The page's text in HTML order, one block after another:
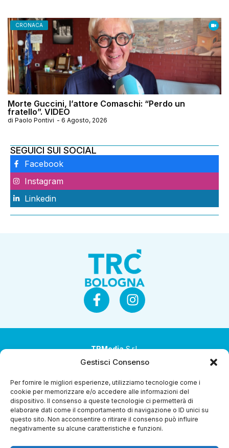
Gestisci Consenso
Per fornire le migliori esperienze, utilizziamo tecnologie come i
cookie per memorizzare e/o accedere alle informazioni del
dispositivo. Il consenso a queste tecnologie ci permetterà di
elaborare dati come il comportamento di navigazione o ID unici su
questo sito. Non acconsentire o ritirare il consenso può influire
negativamente su alcune caratteristiche e funzioni.
CRONACA
Morte Guccini, l’attore Comaschi: “Perdo un
fratello”. VIDEO
di Paolo Pontivi - 6 Agosto, 2026
SEGUICI SUI SOCIAL
Facebook
Instagram
Linkedin
TRMediaS.r.l.
Società a socio unico
Società sottoposta ad attività di direzione e
coordinamento da parte di Coop Alleanza 3.0 Soc. Coop.
Sede legale: via Ragazzi del ’99 nr. 51 42124 Reggio Emilia
(RE)